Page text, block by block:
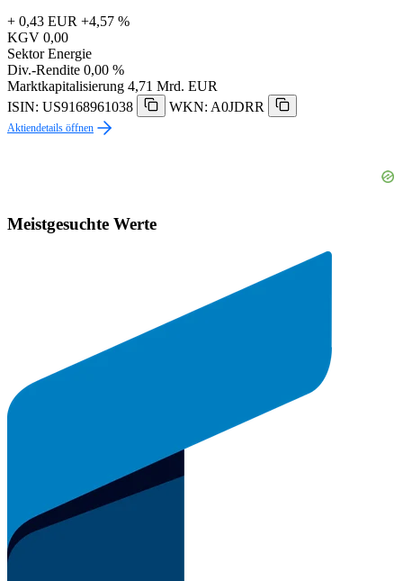
+ 0,43 EUR +4,57 %
KGV 0,00
Sektor Energie
Div.-Rendite 0,00 %
Marktkapitalisierung 4,71 Mrd. EUR
ISIN: US9168961038
WKN: A0JDRR
Aktiendetails öffnen
Meistgesuchte Werte